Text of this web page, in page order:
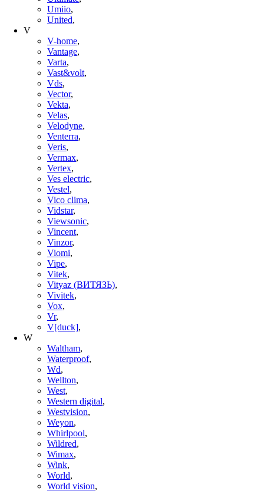
Umiio,
United,
V
V-home,
Vantage,
Varta,
Vast&volt,
Vds,
Vector,
Vekta,
Velas,
Velodyne,
Venterra,
Veris,
Vermax,
Vertex,
Ves electric,
Vestel,
Vico clima,
Vidstar,
Viewsonic,
Vincent,
Vinzor,
Viomi,
Vipe,
Vitek,
Vityaz (ВИТЯЗЬ),
Vivitek,
Vox,
Vr,
V[duck],
W
Waltham,
Waterproof,
Wd,
Wellton,
West,
Western digital,
Westvision,
Weyon,
Whirlpool,
Wildred,
Wimax,
Wink,
World,
World vision,